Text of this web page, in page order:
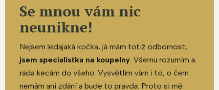
Se mnou vám nic
neunikne!
Nejsem ledajaká kočka, já mám totiž odbornost,
jsem specialistka na koupelny. Všemu rozumím a
ráda kecám do všeho. Vysvětlím vám i to, o čem
nemám ani zdání a bude to pravda. Proto si mě